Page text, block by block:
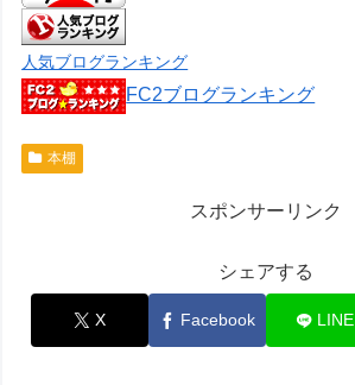
人気ブログランキング
FC2ブログランキング
本棚
スポンサーリンク
シェアする
X Facebook LINE